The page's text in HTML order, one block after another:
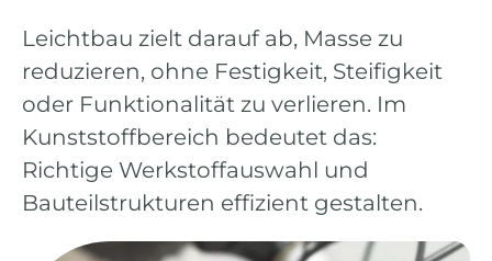
Leichtbau zielt darauf ab, Masse zu
reduzieren, ohne Festigkeit, Steifigkeit
oder Funktionalität zu verlieren. Im
Kunststoffbereich bedeutet das:
Richtige Werkstoffauswahl und
Bauteilstrukturen effizient gestalten.